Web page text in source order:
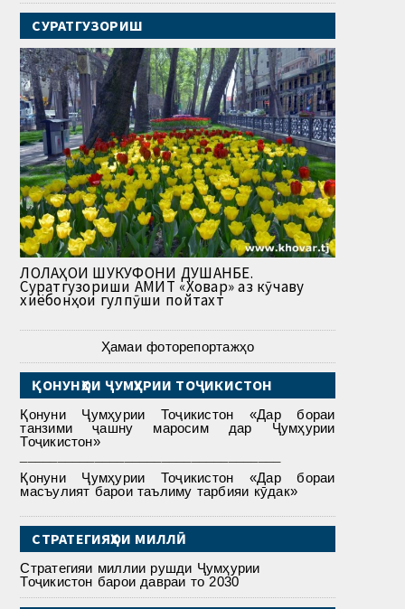
СУРАТГУЗОРИШ
ЛОЛАҲОИ ШУКУФОНИ ДУШАНБЕ.
Суратгузориши АМИТ «Ховар» аз кӯчаву
хиёбонҳои гулпӯши пойтахт
Ҳамаи фоторепортажҳо
ҚОНУНҲОИ ҶУМҲУРИИ ТОҶИКИСТОН
Қонуни Ҷумҳурии Тоҷикистон «Дар бораи
танзими ҷашну маросим дар Ҷумҳурии
Тоҷикистон»
Қонуни Ҷумҳурии Тоҷикистон «Дар бораи
масъулият барои таълиму тарбияи кӯдак»
СТРАТЕГИЯҲОИ МИЛЛӢ
Стратегияи миллии рушди Ҷумҳурии
Тоҷикистон барои давраи то 2030